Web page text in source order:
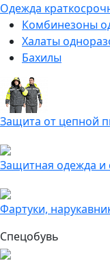
Одежда
Комбинезоны
Халаты
Бахилы
Защита от цепной
Защитная одежда и
Фартуки,
Спецобувь